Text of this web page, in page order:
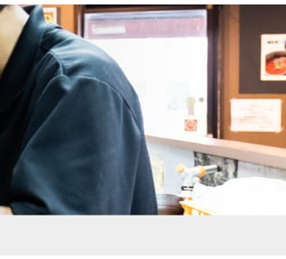
サンプル麺
カタログをダウンロード サンプル麺
パスタシリーズ
お問
オリジナルラーメン
商品を作りたい方
ラーメン店の展
検討している企
メディア掲載
大成麺市場・工場直売
衛生管理と社員教育 個人情報保護方針 ア
ん店・麺の直販店 M&Aコンサルティ
年麺工房 Yahoo!ショッピング店